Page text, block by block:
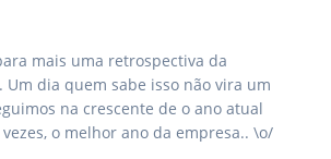
mais uma retrospectiva da
Um dia quem sabe isso não vira um
na crescente de o ano atual
o melhor ano da empresa.. \o/